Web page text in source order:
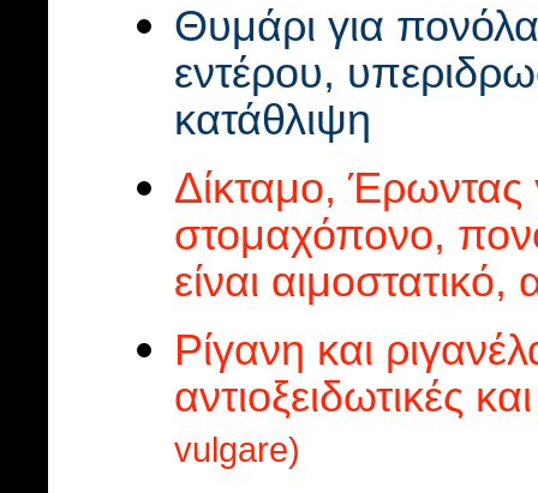
Θυμάρι για
εντέρου,
κατάθλιψη
Δίκταμο, Έρωντας
στομαχόπονο,
είναι
Ρίγανη και
αντιοξειδωτικές
vulgare)